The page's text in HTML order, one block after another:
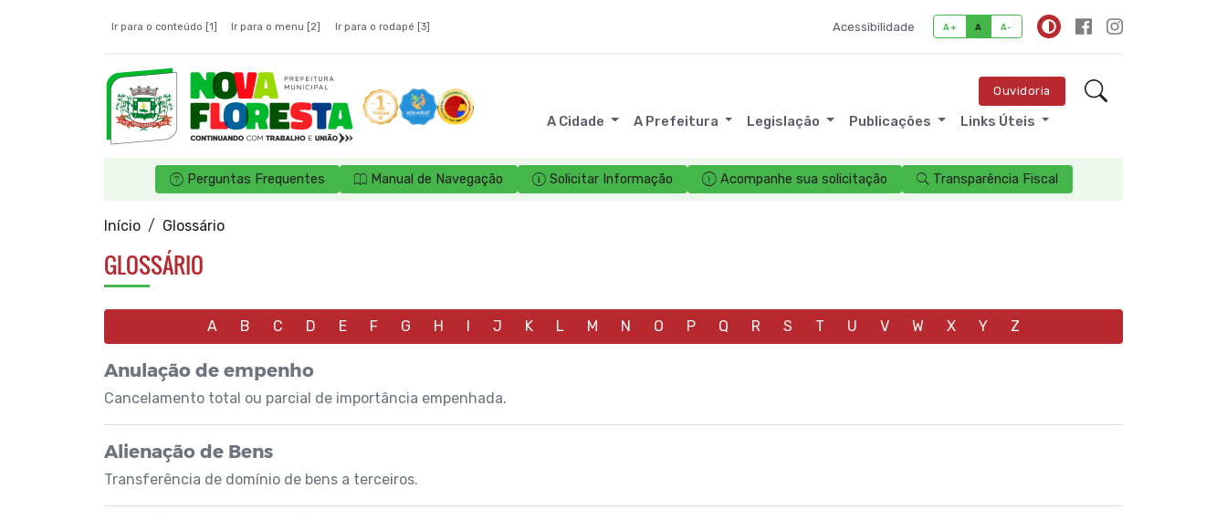
Ir para o conteúdo [1] Ir para o menu [2] Ir para o rodapé [3] Acessibilidade A+ A A-
A Cidade A Prefeitura Legislação Publicações Links Úteis
Ouvidoria
Perguntas Frequentes Manual de Navegação Solicitar Informação Acompanhe sua solicitação Transparência Fiscal
Início Glossário
GLOSSÁRIO
A B C D E F G H I J K L M N O P Q R S T U V W X Y Z
Anulação de empenho
Cancelamento total ou parcial de importância empenhada.
Alienação de Bens
Transferência de domínio de bens a terceiros.